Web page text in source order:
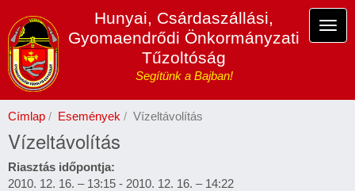
tartalomra
Hunyai, Csárdaszállási,
Gyomaendrődi Önkormányzati
Tűzoltóság
Segítünk a Bajban!
Címlap Események Vízeltávolítás
Vízeltávolítás
Riasztás időpontja
2010. 12. 16. – 13:15 - 2010. 12. 16. – 14:22